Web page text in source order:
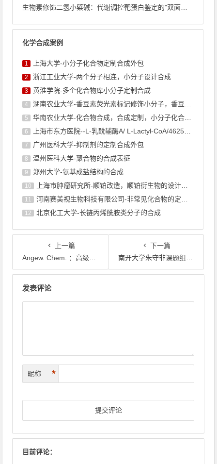
化学合成案例
1 上海大学-小分子化合物定制合成外包
2 浙江工业大学-两个分子相连，小分子设计合成
3 黄淮学院-多个化合物库小分子定制合成
4 湖南农业大学-香豆素荧光素标记修饰小分子，香豆素衍生物的合成
5 华南农业大学-化合物合成，合成定制，小分子化合物的订购
6 上海市东方医院--L-乳酰辅酶A/ L-Lactyl-CoA/4625-32-5/1926 ...
7 广州医科大学-抑制剂的定制合成外包
8 温州医科大学-聚合物的合成表征
9 郑州大学-氨基成盐结构的合成
10 上海巿肿瘤研究所-顺铂改造，顺铂衍生物的设计合成
11 河南赛美视生物科技有限公司-非常见化合物的定制合成，工艺研发
12 北京化工大学-长链丙烯酰胺类分子的合成
上一篇
Angew. Chem. ：高级氧化过程中金属单原子催化剂的活性趋势和机理揭示
下一篇
南开大学朱守非课题组：铑催化的偕二芳基卡宾对硼氢键不对称插入--高效合成手性偕二芳基甲基硼
发表评论
昵称 *
目前评论：